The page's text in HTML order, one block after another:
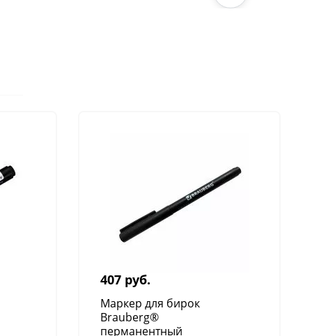
Подъемник для коров до
1000 кг
407 руб.
Маркер для бирок
Brauberg®
перманентный